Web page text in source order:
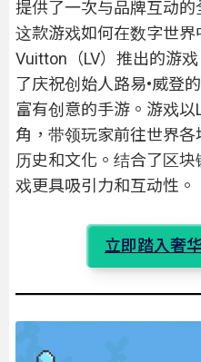
提供了一次与品牌互动
这款游戏如何在数字世界
Vuitton（LV）推出的游
了庆祝创始人路易•威登
富有创意的手游。游戏以
角，带领玩家前往世界
历史和文化。结合了区
戏更具吸引力和互动性。
立即踏入奢